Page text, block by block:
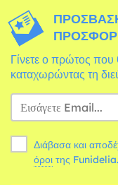
Γίνετε ο πρώτος που
καταχωρώντας τη
Διάβασα και
όροι της Funidelia.